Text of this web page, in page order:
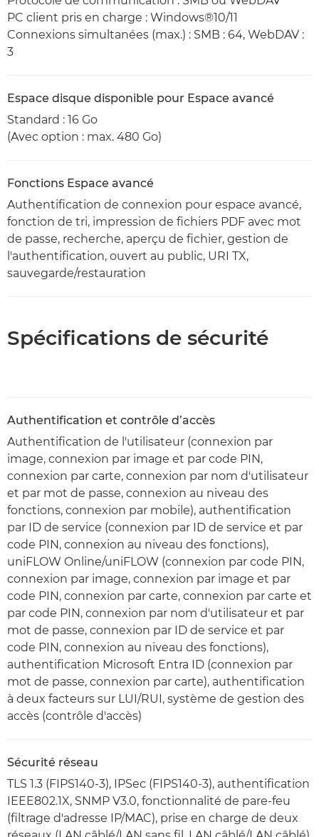
PC client pris en charge : Windows®10/11
Connexions simultanées (max.) : SMB : 64, WebDAV :
3
Espace disque disponible pour Espace avancé
Standard : 16 Go
(Avec option : max. 480 Go)
Fonctions Espace avancé
Authentification de connexion pour espace avancé,
fonction de tri, impression de fichiers PDF avec mot
de passe, recherche, aperçu de fichier, gestion de
l'authentification, ouvert au public, URI TX,
sauvegarde/restauration
Spécifications de sécurité
Authentification et contrôle d’accès
Authentification de l'utilisateur (connexion par
image, connexion par image et par code PIN,
connexion par carte, connexion par nom d'utilisateur
et par mot de passe, connexion au niveau des
fonctions, connexion par mobile), authentification
par ID de service (connexion par ID de service et par
code PIN, connexion au niveau des fonctions),
uniFLOW Online/uniFLOW (connexion par code PIN,
connexion par image, connexion par image et par
code PIN, connexion par carte, connexion par carte et
par code PIN, connexion par nom d'utilisateur et par
mot de passe, connexion par ID de service et par
code PIN, connexion au niveau des fonctions),
authentification Microsoft Entra ID (connexion par
mot de passe, connexion par carte), authentification
à deux facteurs sur LUI/RUI, système de gestion des
accès (contrôle d'accès)
Sécurité réseau
TLS 1.3 (FIPS140-3), IPSec (FIPS140-3), authentification
IEEE802.1X, SNMP V3.0, fonctionnalité de pare-feu
(filtrage d'adresse IP/MAC), prise en charge de deux